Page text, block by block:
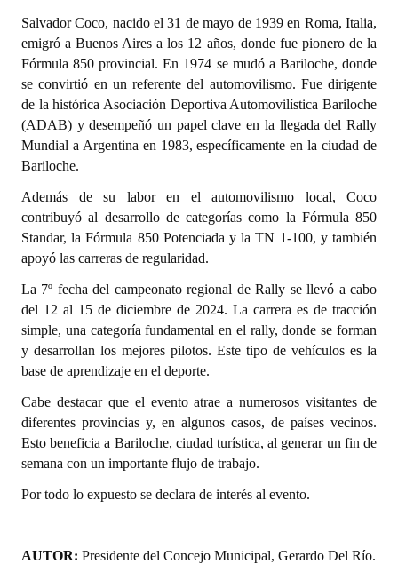
Actas de Sesión
Informes de Unidad Coordinadora
Ejecución Presupuestaria
Actas de Audiencias Públicas
NORMATIVA
Comunicaciones
Declaraciones
Resoluciones de Presidencia
INSTITUCIONAL
Antiguos Pobladores
Noticias Destacadas
Registros y Distinciones
Datos Históricos
Salvador Coco, nacido el 31 de mayo de 1939 en Roma, Italia,
emigró a Buenos Aires a los 12 años, donde fue pionero de la
Fórmula 850 provincial. En 1974 se mudó a Bariloche, donde
se convirtió en un referente del automovilismo. Fue dirigente
de la histórica Asociación Deportiva Automovilística Bariloche
(ADAB) y desempeñó un papel clave en la llegada del Rally
Mundial a Argentina en 1983, específicamente en la ciudad de
Bariloche.
Además de su labor en el automovilismo local, Coco
contribuyó al desarrollo de categorías como la Fórmula 850
Standar, la Fórmula 850 Potenciada y la TN 1-100, y también
apoyó las carreras de regularidad.
La 7º fecha del campeonato regional de Rally se llevó a cabo
del 12 al 15 de diciembre de 2024. La carrera es de tracción
simple, una categoría fundamental en el rally, donde se forman
y desarrollan los mejores pilotos. Este tipo de vehículos es la
base de aprendizaje en el deporte.
Cabe destacar que el evento atrae a numerosos visitantes de
diferentes provincias y, en algunos casos, de países vecinos.
Esto beneficia a Bariloche, ciudad turística, al generar un fin de
semana con un importante flujo de trabajo.
Por todo lo expuesto se declara de interés al evento.
AUTOR: Presidente del Concejo Municipal, Gerardo Del Río.